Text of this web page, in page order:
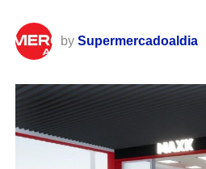
by Supermercadoaldia